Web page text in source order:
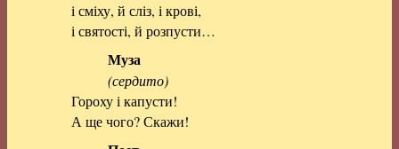
і сміху, й сліз, і крові,
і святості, й розпусти…
Муза
(сердито)
Гороху і капусти!
А ще чого? Скажи!